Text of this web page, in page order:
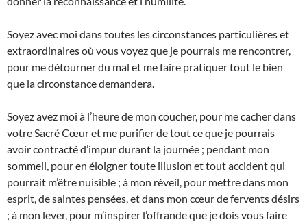
Soyez avec moi dans toutes les circonstances particulières et
extraordinaires où vous voyez que je pourrais me rencontrer,
pour me détourner du mal et me faire pratiquer tout le bien
que la circonstance demandera.
Soyez avez moi à l’heure de mon coucher, pour me cacher dans
votre Sacré Cœur et me purifier de tout ce que je pourrais
avoir contracté d’impur durant la journée ; pendant mon
sommeil, pour en éloigner toute illusion et tout accident qui
pourrait m’être nuisible ; à mon réveil, pour mettre dans mon
esprit, de saintes pensées, et dans mon cœur de fervents désirs
; à mon lever, pour m’inspirer l’offrande que je dois vous faire